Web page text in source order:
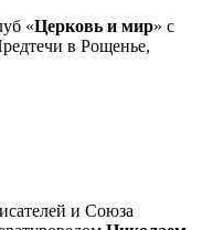
«Церковь и мир» с
в Рощенье,
и Союза